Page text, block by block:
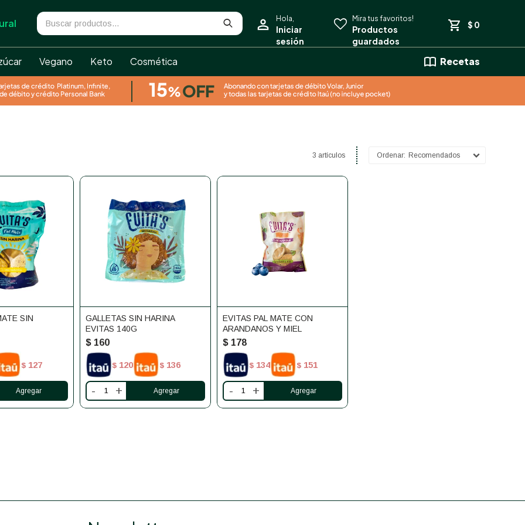
Vegano Keto Cosmética Recetas
$ 0
3 artículos Recomendados
SIN
$ 127
GALLETAS SIN HARINA
EVITAS 140G
$ 160
$ 120 $ 136
- +
EVITAS PAL MATE CON
ARANDANOS Y MIEL
$ 178
$ 134 $ 151
- +